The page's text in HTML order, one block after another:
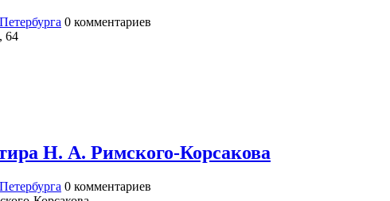
0 комментариев
64
Н. А. Римского-Корсакова
0 комментариев